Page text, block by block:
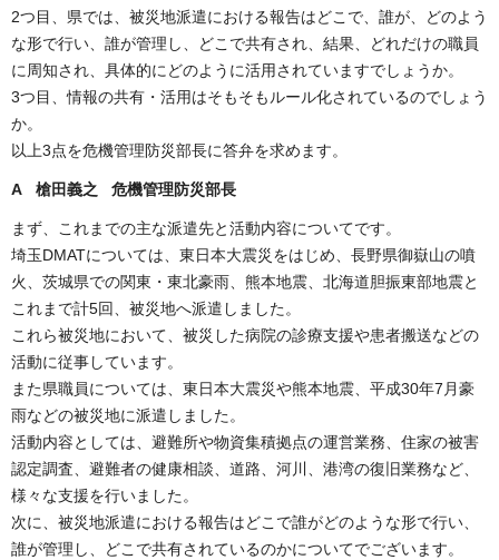
2つ目、県では、被災地派遣における報告はどこで、誰が、どのよう
な形で行い、誰が管理し、どこで共有され、結果、どれだけの職員
に周知され、具体的にどのように活用されていますでしょうか。
3つ目、情報の共有・活用はそもそもルール化されているのでしょう
か。
以上3点を危機管理防災部長に答弁を求めます。
A 槍田義之 危機管理防災部長
まず、これまでの主な派遣先と活動内容についてです。
埼玉DMATについては、東日本大震災をはじめ、長野県御嶽山の噴
火、茨城県での関東・東北豪雨、熊本地震、北海道胆振東部地震と
これまで計5回、被災地へ派遣しました。
これら被災地において、被災した病院の診療支援や患者搬送などの
活動に従事しています。
また県職員については、東日本大震災や熊本地震、平成30年7月豪
雨などの被災地に派遣しました。
活動内容としては、避難所や物資集積拠点の運営業務、住家の被害
認定調査、避難者の健康相談、道路、河川、港湾の復旧業務など、
様々な支援を行いました。
次に、被災地派遣における報告はどこで誰がどのような形で行い、
誰が管理し、どこで共有されているのかについてでございます。